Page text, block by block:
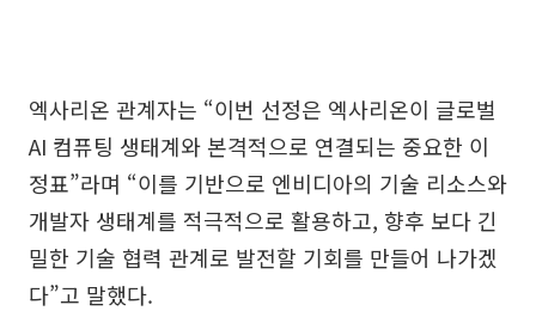
엑사리온 관계자는 “이번 선정은 엑사리온이 글로벌
AI 컴퓨팅 생태계와 본격적으로 연결되는 중요한 이
정표”라며 “이를 기반으로 엔비디아의 기술 리소스와
개발자 생태계를 적극적으로 활용하고, 향후 보다 긴
밀한 기술 협력 관계로 발전할 기회를 만들어 나가겠
다”고 말했다.